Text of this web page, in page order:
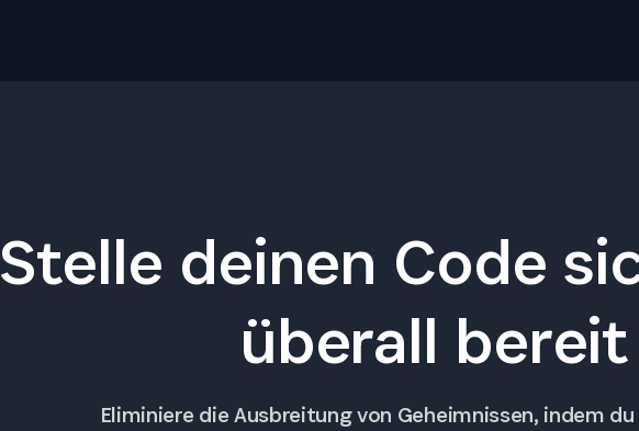
Stelle deinen Code
überall bereit
Eliminiere die Ausbreitung von Geheimnissen, indem